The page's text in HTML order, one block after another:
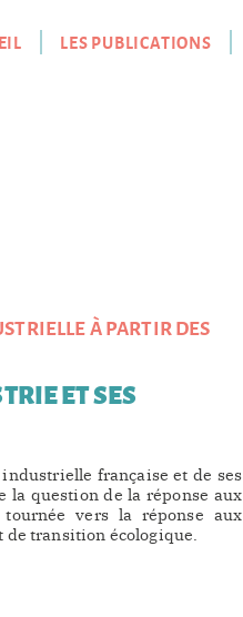
LES PUBLICATIONS
À PARTIR DES
ET SES
française et de ses
la question de la réponse aux
vers la réponse aux
de transition écologique.